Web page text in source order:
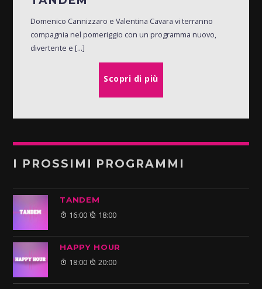
Domenico Cannizzaro e Valentina Cavara vi terranno
compagnia nel pomeriggio con un programma nuovo,
divertente e [...]
Scopri di più
I PROSSIMI PROGRAMMI
TANDEM
16:00 18:00
HAPPY HOUR
18:00 20:00